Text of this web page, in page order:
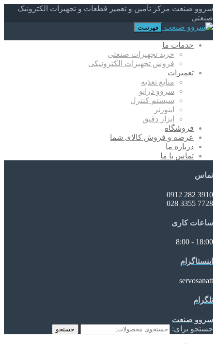
سروو صنعت مرکز تأمین و تعمیر قطعات و تجهیزات الکترونیک
صنعتی
فهرست
خدمات ما
خرید تجهیزات صنعتی
فروش تجهیزات الکترونیکی
تعمیرات
منابع تغذیه
سروو درایو
سیستم کنترل
اینورتر
ابزار دقیق
فروشگاه
عرضه و فروش کالای شما
درباره ما
تماس با ما
تماس
3910 282 0912
7728 3355 028
ساعات کاری
18:00 - 8:00
اینستاگرام
servosanatt
تلگرام
سروو صنعت
جستجو برای:
جستجو